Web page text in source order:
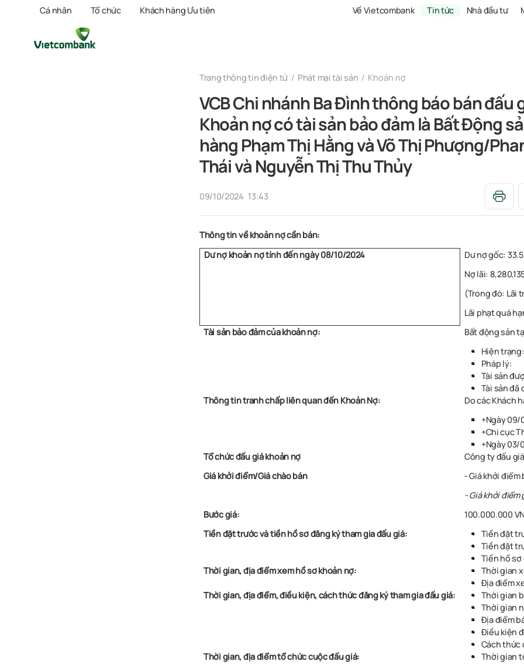
Cá nhân Tổ chức Khách hàng Ưu tiên Về Vietcombank Tin tức Nhà đầu tư
Trang thông tin điện tử Phát mại tài sản Khoản nợ
VCB Chi nhánh Ba Đình thông báo bán đấu
Khoản nợ có tài sản bảo đảm là Bất Động
hàng Phạm Thị Hằng và Võ Thị Phượng/
Thái và Nguyễn Thị Thu Thủy
09/10/2024 13:43
Thông tin về khoản nợ cần bán:
Dư nợ khoản nợ tính đến ngày 08/10/2024
Dư nợ gốc:
Nợ lãi:
(Trong đó: Lãi
Lãi phạt quá
Tài sản bảo đảm của khoản nợ:
Bất động sản
Hiện
Pháp lý:
Tài sản
Tài sản đã
Thông tin tranh chấp liên quan đến Khoản Nợ:
Docác Khách
+Ngày 09/
+Chi cục
+Ngày 03/
Tổ chức đấu giá khoản nợ
Công ty đấu giá
Giá khởi điểm/Giá chào bán
- Giá khởi điểm
- Giá khởi điểm
Bước giá:
100.000.000
Tiền đặt trước và tiền hồ sơ đăng ký tham gia đấu giá:
Tiền đặt
Tiền đặt
Tiền hồ sơ
Thời gian, địa điểm xem hồ sơ khoản nợ:
Thời gian
Địa điểm
Thời gian, địa điểm, điều kiện, cách thức đăng ký tham gia đấu giá:
Thời gian
Thời gian
Địa điểm
Điều kiện
Cách thức
Thời gian, địa điểm tổ chức cuộc đấu giá:
Thời gian